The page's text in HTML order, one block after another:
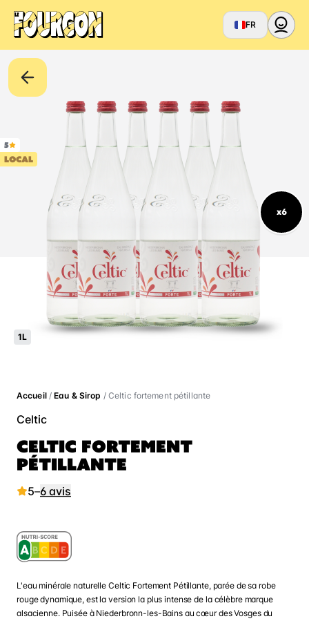
FR
x6
5
LOCAL
1L
Accueil/Eau & Sirop / Celtic fortement pétillante
Celtic
CELTIC FORTEMENT
PÉTILLANTE
5–6 avis
L'eau minérale naturelle Celtic Fortement Pétillante, parée de sa robe
rouge dynamique, est la version la plus intense de la célèbre marque
alsacienne. Puisée à Niederbronn-les-Bains au cœur des Vosges du